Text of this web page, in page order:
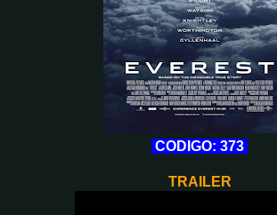
CODIGO: 373
TRAILER